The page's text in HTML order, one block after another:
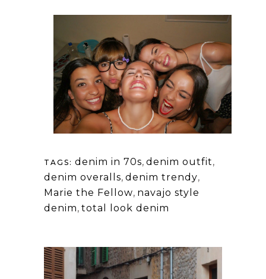
TAGS: denim in 70s, denim outfit,
denim overalls, denim trendy,
Marie the Fellow, navajo style
denim, total look denim